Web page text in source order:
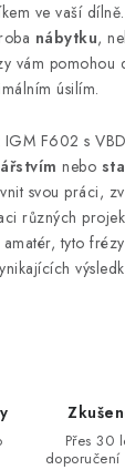
ve vaší
nábytku,
vám pomohou
úsilím.
F602 s
nebo
svou práci,
různých
tyto
Přes 30